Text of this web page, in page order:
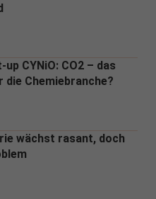
CYNiO: CO2 – das
Chemiebranche?
wächst rasant, doch